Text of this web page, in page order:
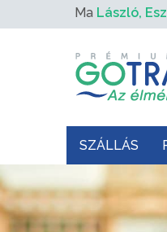
Ma László,
SZÁLLÁS